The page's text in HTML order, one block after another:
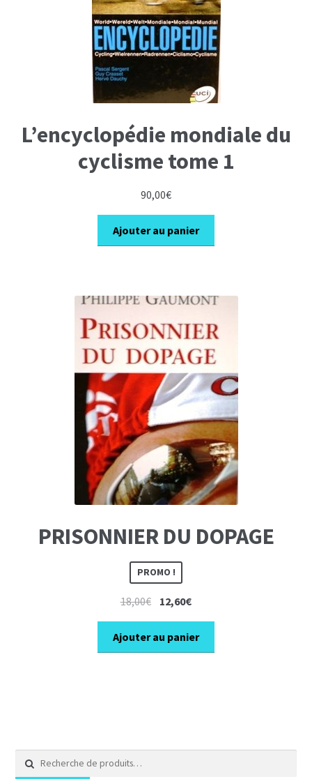
L’encyclopédie mondiale du
cyclisme tome 1
90,00€
Ajouter au panier
PRISONNIER DU DOPAGE
PROMO !
18,00€ Le
prix
initial
était :
12,60€Le
prix
actuel
est :
Ajouter au panier
pour :